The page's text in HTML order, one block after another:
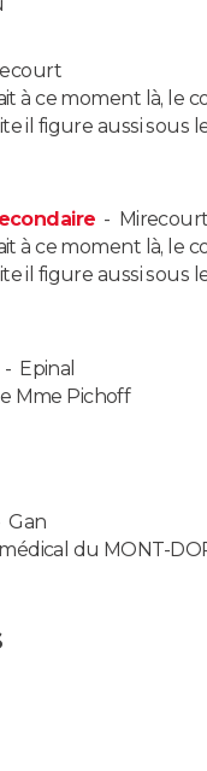
à ce moment là, le
il figure aussi sous
- Mirecourt
à ce moment là, le
il figure aussi sous
Epinal
Mme Pichoff
Gan
du MONT-